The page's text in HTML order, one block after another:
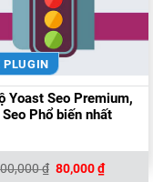
PLUGIN
Yoast Seo Premium,
Phổ biến nhất
₫ Giá
gốc
80,000₫Giá
hiện